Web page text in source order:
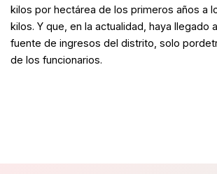
kilos por hectárea de los primeros años a
kilos. Y que, en la actualidad, haya llegado
fuente de ingresos del distrito, solo
de los funcionarios.